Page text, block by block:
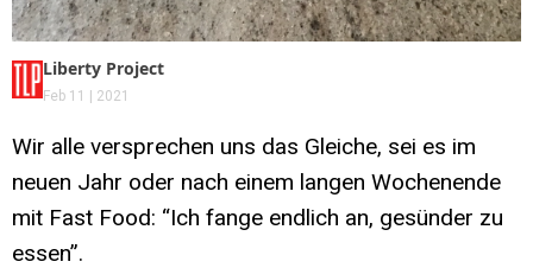
Liberty Project
Feb 11 | 2021
Wir alle versprechen uns das Gleiche, sei es im
neuen Jahr oder nach einem langen Wochenende
mit Fast Food: “Ich fange endlich an, gesünder zu
essen”.